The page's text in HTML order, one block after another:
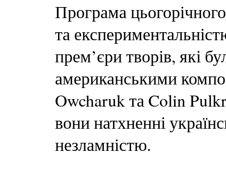
Програма
та
прем’єри творів, які
американськими
Owcharuk та Colin
вони натхненні
незламністю.